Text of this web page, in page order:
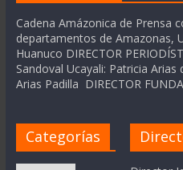
Cadena Amázonica de Prensa
departamentos de Amazonas,
Huanuco DIRECTOR
Sandoval Ucayali: Patricia Arias
Arias Padilla DIRECTOR
Categorías